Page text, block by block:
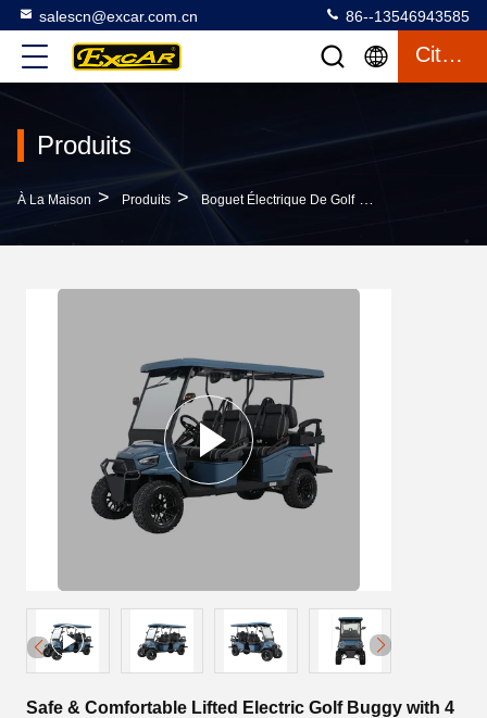
salescn@excar.com.cn 86--13546943585
Citation
Produits
À La Maison > Produits > Boguet Électrique De Golf >
Safe & Comfortable Lifted Electric Golf Buggy with 4